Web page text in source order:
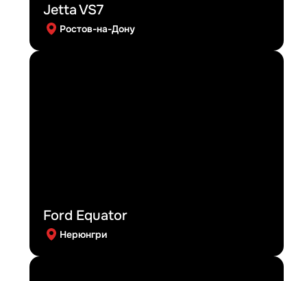
Jetta VS7
Ростов-на-Дону
Ford Equator
Нерюнгри